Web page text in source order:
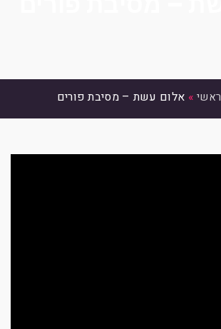
ראשי» אלום עשת – מסיבת פורים